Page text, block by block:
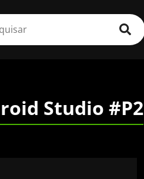
Studio #P2